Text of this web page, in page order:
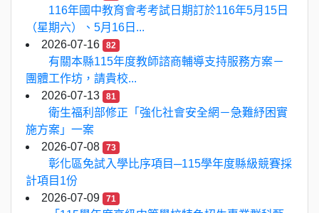
116年國中教育會考考試日期訂於116年5月15日
（星期六）、5月16日...
2026-07-16
82
有關本縣115年度教師諮商輔導支持服務方案－
團體工作坊，請貴校...
2026-07-13
81
衛生福利部修正「強化社會安全網－急難紓困實
施方案」一案
2026-07-08
73
彰化區免試入學比序項目─115學年度縣級競賽採
計項目1份
2026-07-09
71